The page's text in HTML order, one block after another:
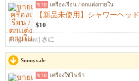
ขาย เครื่องเรือน / ตกแต่งภายใน
【新品未使用】シャワーヘッド
$10
[Registrant] さに
Sunnyvale
ขาย เครื่องใช้ไฟฟ้า